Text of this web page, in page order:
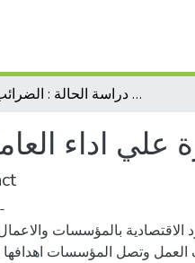
الرضا الوظيفي وأثرة علي اداء العاملين دراسة الحالة : الضرائب بربر
علي اداء
بالمؤسسات والاعمال
العمل وتصل المؤسسات اهدافها